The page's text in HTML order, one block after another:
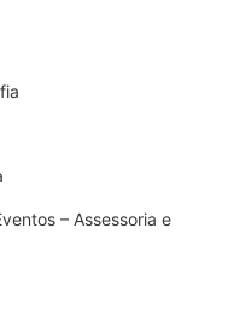
– Assessoria e